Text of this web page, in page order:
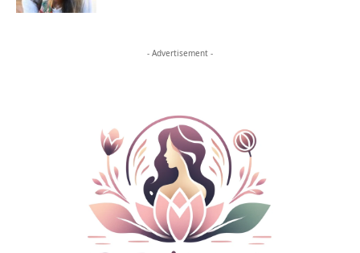
- Advertisement -